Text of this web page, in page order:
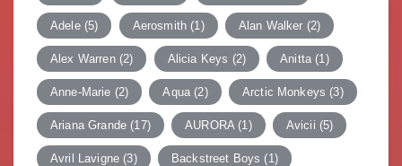
Adele(5) Aerosmith (1) Alan Walker (2)
Alex Warren(2) Alicia Keys (2) Anitta (1)
Anne-Marie (2) Aqua (2) Arctic Monkeys (3)
Ariana Grande (17) AURORA(1) Avicii (5)
Avril Lavigne (3) Backstreet Boys (1)